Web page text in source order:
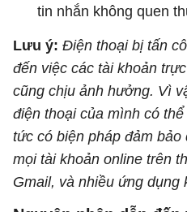
tin nhắn không quen
Lưu ý: Điện thoại bị tấn
đến việc các tài khoản
cũng chịu ảnh hưởng. Vì
điện thoại của mình có
tức có biện pháp đảm
mọi tài khoản online trên
Gmail, và nhiều ứng dụng